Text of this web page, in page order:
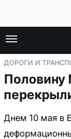
ДОРОГИ И
Половину
Днем 10 мая в